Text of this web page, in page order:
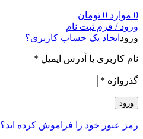
0 موارد 0 تومان
ورود / فرم ثبت نام
ورود ایجاد یک حساب کاربری؟
نام کاربری یا آدرس ایمیل *
گذرواژه *
ورود
رمز عبور خود را فراموش کرده اید؟